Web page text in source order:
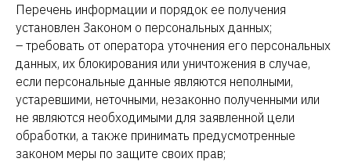
Перечень информации и порядок ее получения
установлен Законом о персональных данных;
– требовать от оператора уточнения его персональных
данных, их блокирования или уничтожения в случае,
если персональные данные являются неполными,
устаревшими, неточными, незаконно полученными или
не являются необходимыми для заявленной цели
обработки, а также принимать предусмотренные
законом меры по защите своих прав;